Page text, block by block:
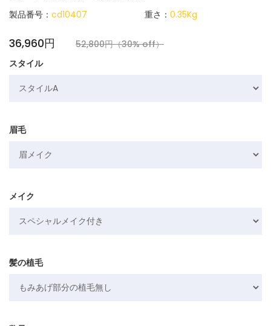
製品番号： cd10407 重さ： 0.35Kg
36,960円 52,800円（30% off）
スタイル
眉毛
メイク
髪の植毛